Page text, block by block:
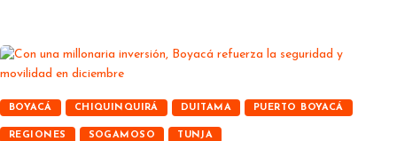
BOYACÁ CHIQUINQUIRÁ DUITAMA PUERTO BOYACÁ
REGIONES SOGAMOSO TUNJA